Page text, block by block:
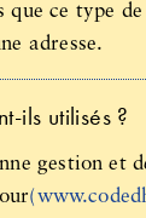
ce type
adresse.
ils utilisés ?
gestion et